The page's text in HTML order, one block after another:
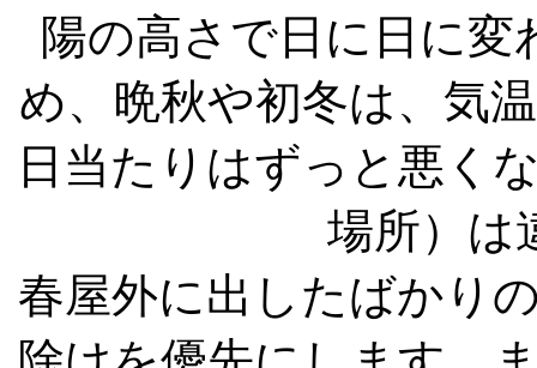
陽の高さで日に日に
め、晩秋や初冬は、気
日当たりはずっと悪く
場所）は
春屋外に出したばかり